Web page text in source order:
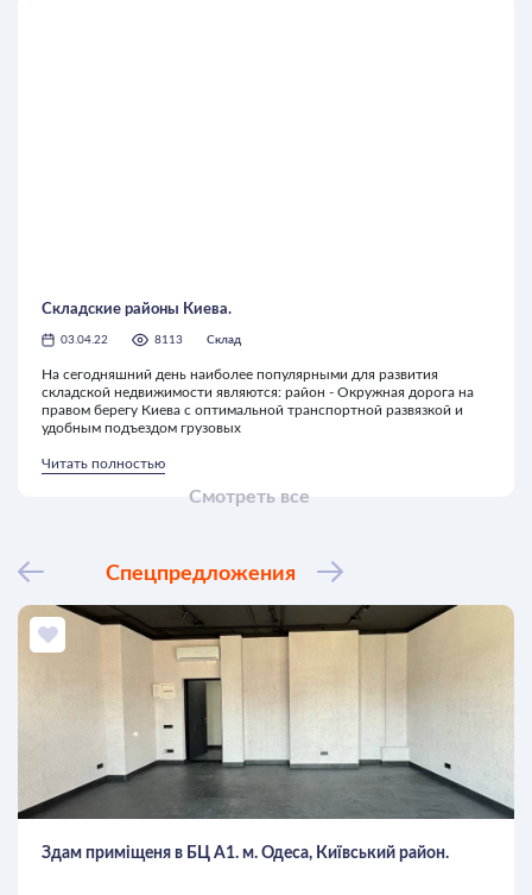
Смотреть все
Складские районы Киева.
03.04.22 8113 Склад
На сегодняшний день наиболее популярными для развития
складской недвижимости являются: район - Окружная дорога на
правом берегу Киева с оптимальной транспортной развязкой и
удобным подъездом грузовых
Читать полностью
Спецпредложения
Здам приміщеня в БЦ А1. м. Одеса, Київський район.